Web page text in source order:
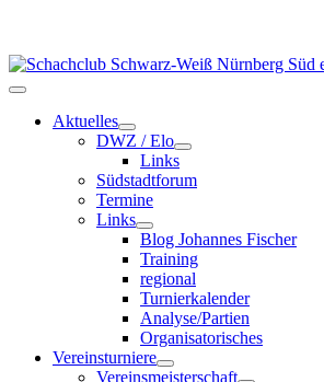
Aktuelles
DWZ / Elo
Links
Südstadtforum
Termine
Links
Blog Johannes Fischer
Training
regional
Turnierkalender
Analyse/Partien
Organisatorisches
Vereinsturniere
Vereinsmeisterschaft